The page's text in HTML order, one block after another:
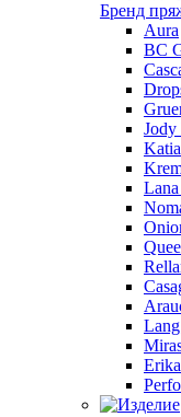
Бренд
Aura
BC